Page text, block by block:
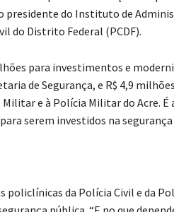
presidente do Instituto de
do Distrito Federal (PCDF).
para investimentos e
de Segurança, e R$ 4,9
e à Polícia Militar do Acre.
serem investidos na
policlínicas da Polícia Civil e da